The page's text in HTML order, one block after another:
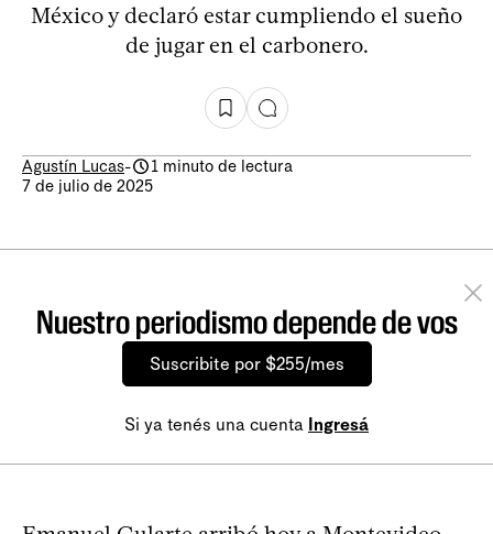
México y declaró estar cumpliendo el sueño
de jugar en el carbonero.
Agustín Lucas-
1 minuto de lectura
7 de julio de 2025
Nuestro periodismo depende de vos
Suscribite por $255/mes
Si ya tenés una cuenta Ingresá